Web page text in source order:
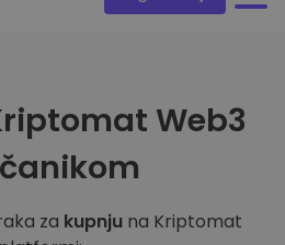
Web3
za kupnju na Kriptomat